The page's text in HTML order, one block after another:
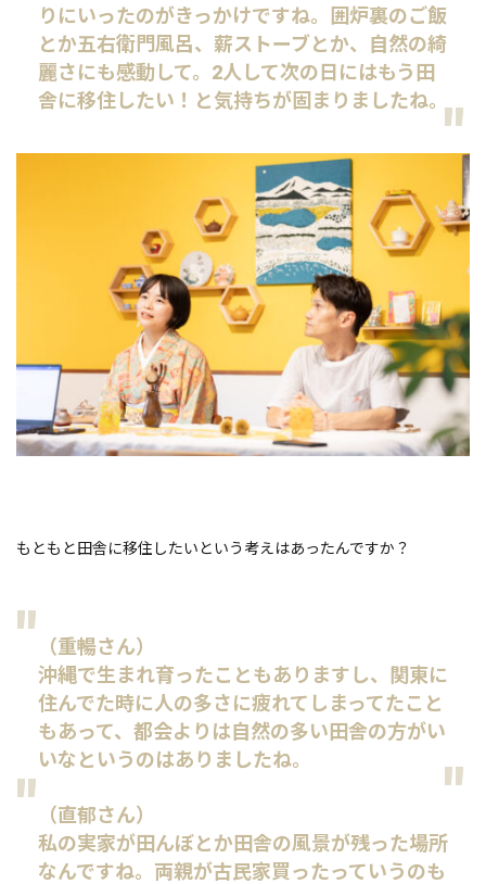
りにいったのがきっかけですね。囲炉裏のご飯
とか五右衛門風呂、薪ストーブとか、自然の綺
麗さにも感動して。2人して次の日にはもう田
舎に移住したい！と気持ちが固まりましたね。
もともと田舎に移住したいという考えはあったんですか？
（重暢さん）
沖縄で生まれ育ったこともありますし、関東に
住んでた時に人の多さに疲れてしまってたこと
もあって、都会よりは自然の多い田舎の方がい
いなというのはありましたね。
（直郁さん）
私の実家が田んぼとか田舎の風景が残った場所
なんですね。両親が古民家買ったっていうのも